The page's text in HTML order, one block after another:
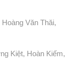
Văn Thăi,
Kiệt, Hoàn Kiếm,